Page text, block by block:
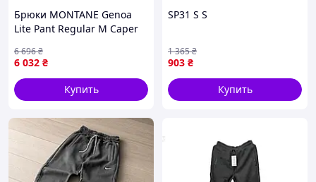
Брюки MONTANE Genoa
Lite Pant Regular M Caper
6 032 ₴
6 696₴
Купить
SP31 S S
903 ₴
1 365₴
Купить